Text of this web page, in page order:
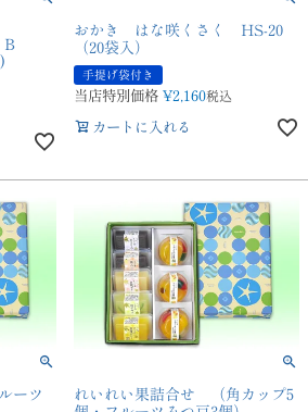
おかき はな咲くさく HS-20
（20袋入）
手提げ袋付き
当店特別価格 ¥2,160税込
カートに入れる
ーツ
れいれい果詰合せ （角カップ5